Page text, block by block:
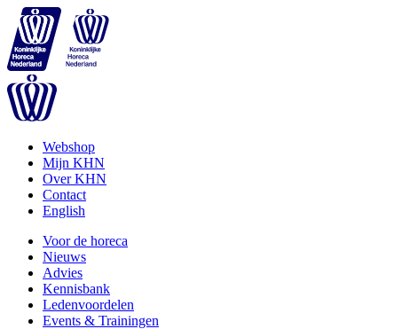
Webshop
Mijn KHN
Over KHN
Contact
English
Voor de horeca
Nieuws
Advies
Kennisbank
Ledenvoordelen
Events & Trainingen